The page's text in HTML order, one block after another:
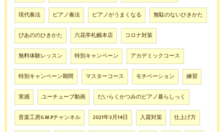
現代奏法 ピアノ奏法 ピアノがうまくなる 無駄のないひきかた
ぴあののひきかた 六花亭札幌本店 コロナ対策
無料体験レッスン 特別キャンペーン アカデミックコース
特別キャンペーン期間 マスターコース モチベーション 練習
実感 ユーチューブ動画 だいらくかつみのピアノ暮らしっく
音楽工房G.M.Pチャンネル 2021年3月14日 入賞対策 仕上げ方